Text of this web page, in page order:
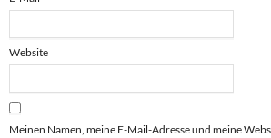
Website
Meinen Namen, meine E-Mail-Adresse und meine